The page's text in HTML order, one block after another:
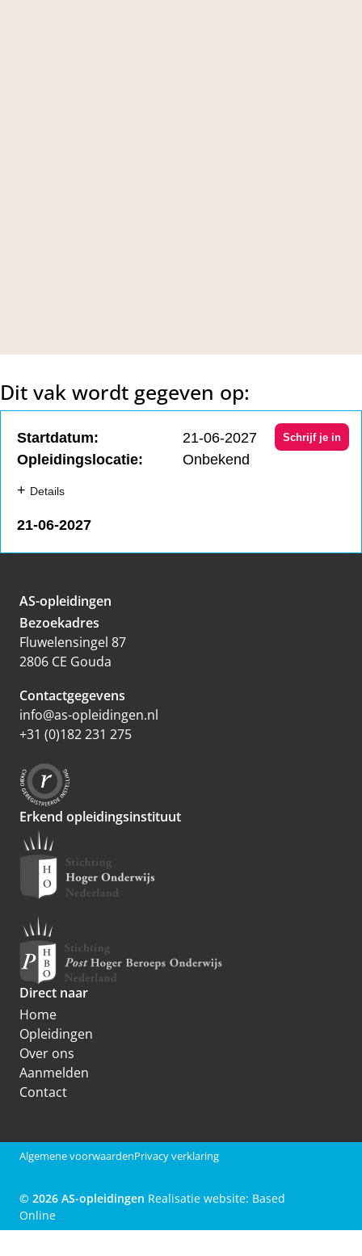
Dit vak wordt gegeven op:
21-06-2027
Onbekend
+
21-06-2027
Schrijf je in
AS-opleidingen
Bezoekadres
Fluwelensingel 87
2806 CE Gouda
Contactgegevens
info@as-opleidingen.nl
+31 (0)182 231 275
Erkend opleidingsinstituut
Direct naar
Home
Opleidingen
Over ons
Aanmelden
Contact
Algemene voorwaardenPrivacy verklaring
© 2026 AS-opleidingen Realisatie website: Based
Online